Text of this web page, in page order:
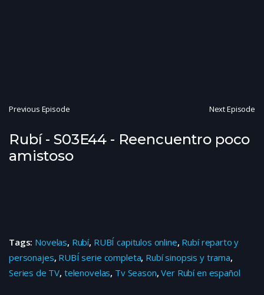
Previous Episode Next Episode
Rubí - S03E44 - Reencuentro poco
amistoso
Tags: Novelas, Rubí, RUBÍ capitulos online, Rubí reparto y
personajes, RUBÍ serie completa, Rubí sinopsis y trama,
Series de TV, telenovelas, Tv Season,Ver Rubí en español